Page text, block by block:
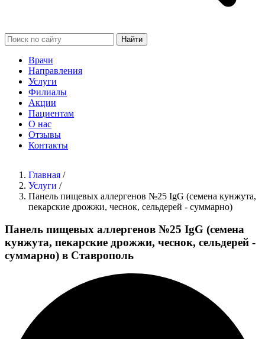
Найти
Врачи
Направления
Услуги
Филиалы
Акции
Пациентам
О нас
Отзывы
Контакты
Главная /
Услуги /
Панель пищевых аллергенов №25 IgG (семена кунжута,
пекарские дрожжи, чеснок, сельдерей - суммарно)
Панель пищевых аллергенов №25 IgG (семена
кунжута, пекарские дрожжи, чеснок, сельдерей -
суммарно) в Ставрополь